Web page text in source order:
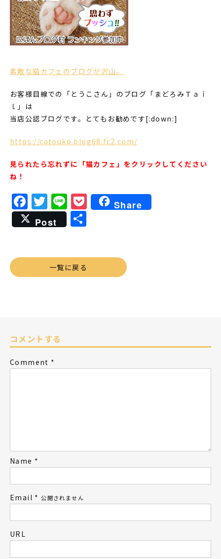
素敵な猫カフェのブログが沢山。
お客様目線での「とうこさん」のブログ「まどろみＴａｉ
ｌ」は
当店公認ブログです。とてもお勧めです[:down:]
https://catouko.blog68.fc2.com/
見られたら忘れずに「猫カフェ」をクリックしてください
ね！
Facebook
Twitter
LinePocket
Share
Post
共
一覧に戻る
コメントする
Comment *
Name *
Email * 公開されません
URL